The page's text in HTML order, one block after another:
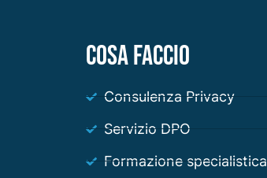
COSA FACCIO
Consulenza Privacy
Servizio DPO
Formazione specialistica